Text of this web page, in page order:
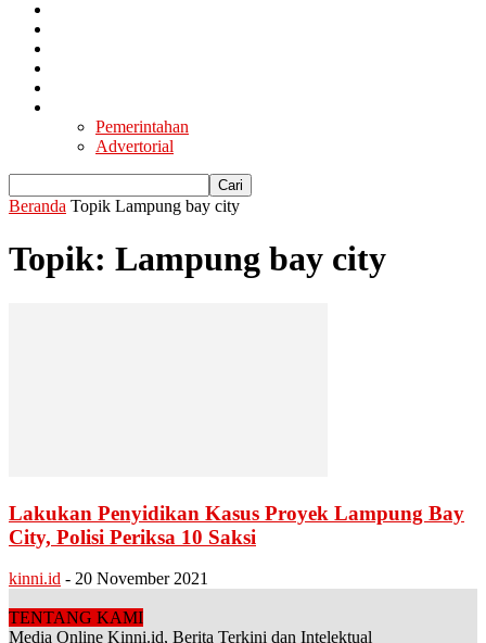
Pemerintahan
Advertorial
Beranda Topik Lampung bay city
Topik: Lampung bay city
Lakukan Penyidikan Kasus Proyek Lampung Bay
City, Polisi Periksa 10 Saksi
kinni.id - 20 November 2021
TENTANG KAMI
Media Online Kinni.id, Berita Terkini dan Intelektual